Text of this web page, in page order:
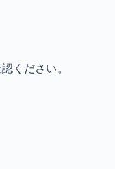
ください。